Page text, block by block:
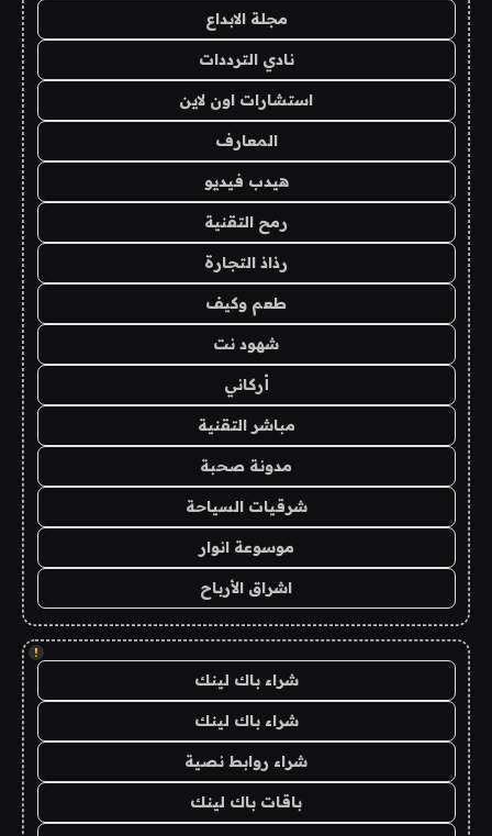
مجلة الابداع
نادي الترددات
استشارات اون لاين
المعارف
هيدب فيديو
رمح التقنية
رذاذ التجارة
طعم وكيف
شهود نت
أركاني
مباشر التقنية
مدونة صحبة
شرقيات السياحة
موسوعة انوار
اشراق الأرباح
!
شراء باك لينك
شراء باك لينك
شراء روابط نصية
باقات باك لينك